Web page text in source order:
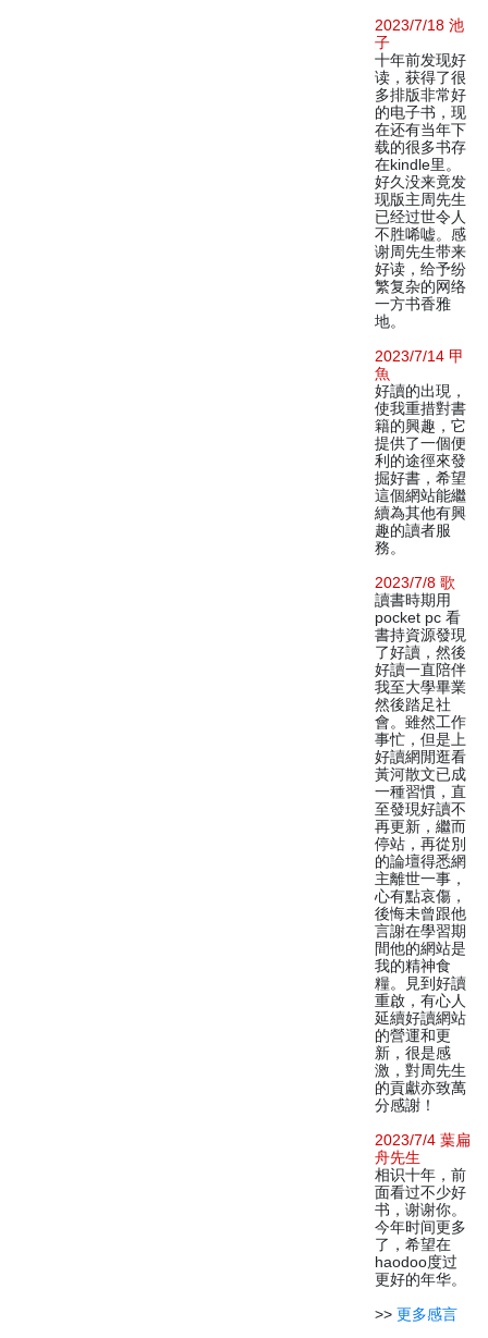
2023/7/18 池
子
十年前发现好
读，获得了很
多排版非常好
的电子书，现
在还有当年下
载的很多书存
在kindle里。
好久没来竟发
现版主周先生
已经过世令人
不胜唏嘘。感
谢周先生带来
好读，给予纷
繁复杂的网络
一方书香雅
地。
2023/7/14 甲
魚
好讀的出現，
使我重措對書
籍的興趣，它
提供了一個便
利的途徑來發
掘好書，希望
這個網站能繼
續為其他有興
趣的讀者服
務。
2023/7/8 歌
讀書時期用
pocket pc 看
書持資源發現
了好讀，然後
好讀一直陪伴
我至大學畢業
然後踏足社
會。雖然工作
事忙，但是上
好讀網閒逛看
黃河散文已成
一種習慣，直
至發現好讀不
再更新，繼而
停站，再從別
的論壇得悉網
主離世一事，
心有點哀傷，
後悔未曾跟他
言謝在學習期
間他的網站是
我的精神食
糧。見到好讀
重啟，有心人
延續好讀網站
的營運和更
新，很是感
激，對周先生
的貢獻亦致萬
分感謝！
2023/7/4 葉扁
舟先生
相识十年，前
面看过不少好
书，谢谢你。
今年时间更多
了，希望在
haodoo度过
更好的年华。
>> 更多感言